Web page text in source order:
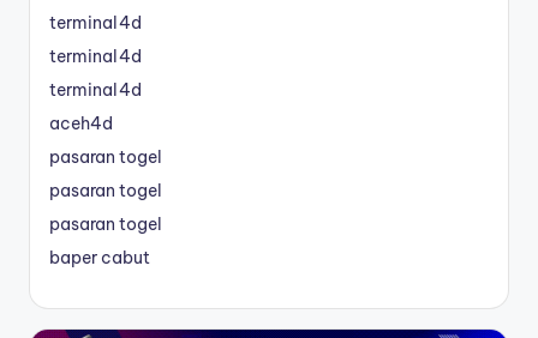
terminal4d
terminal4d
terminal4d
aceh4d
pasaran togel
pasaran togel
pasaran togel
baper cabut